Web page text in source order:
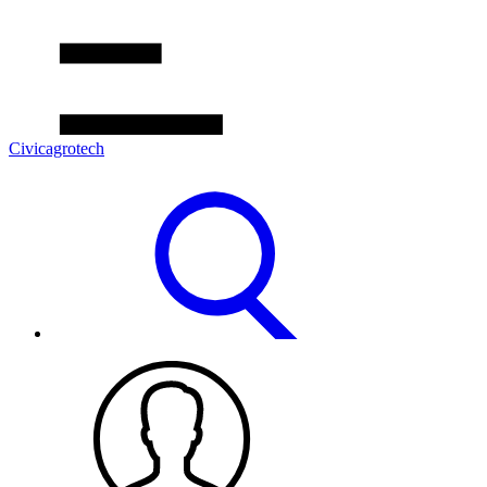
Civicagrotech